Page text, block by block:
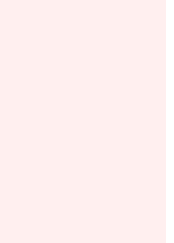
ンでのエラーかと
業される方がほと
い疾患の症例数は
業後に触れる機会